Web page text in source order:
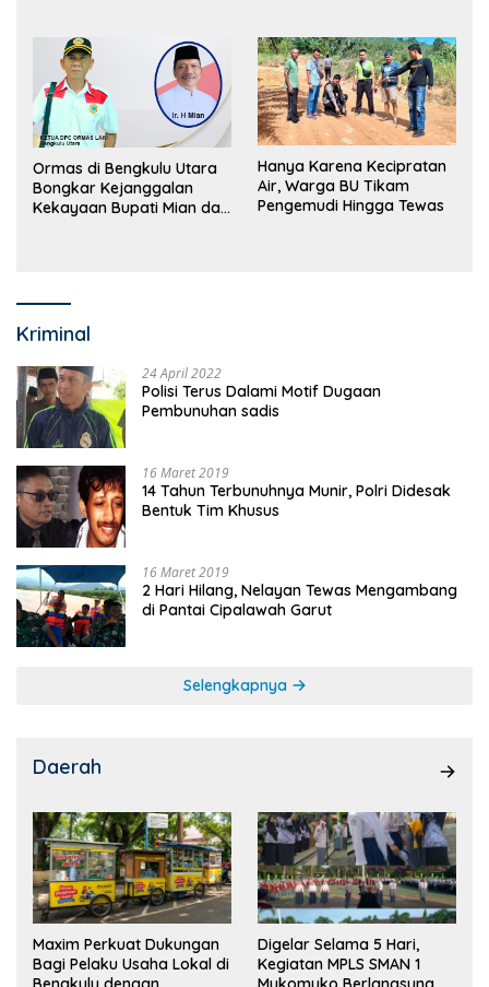
Ormas di Bengkulu Utara
Bongkar Kejanggalan
Kekayaan Bupati Mian dan
Hanya Karena Kecipratan
Air, Warga BU Tikam
Pengemudi Hingga Tewas
Kriminal
24 April 2022
Polisi Terus Dalami Motif Dugaan
Pembunuhan sadis
16 Maret 2019
14 Tahun Terbunuhnya Munir, Polri Didesak
Bentuk Tim Khusus
16 Maret 2019
2 Hari Hilang, Nelayan Tewas Mengambang
di Pantai Cipalawah Garut
Selengkapnya
Daerah
Maxim Perkuat Dukungan
Bagi Pelaku Usaha Lokal di
Digelar Selama 5 Hari,
Kegiatan MPLS SMAN 1